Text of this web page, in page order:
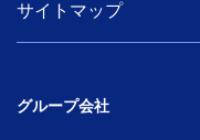
サイトマップ
グループ会社